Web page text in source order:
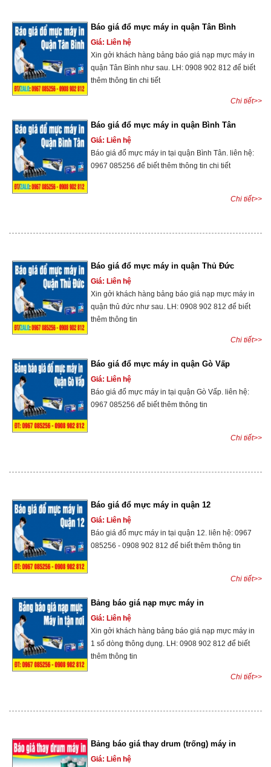
Báo giá đổ mực máy in quận Tân Bình
Giá: Liên hệ
Xin gởi khách hàng bảng báo giá nạp mực máy in
quận Tân Bình như sau. LH: 0908 902 812 để biết
thêm thông tin chi tiết
Chi tiết>>
Báo giá đổ mực máy in quận Bình Tân
Giá: Liên hệ
Báo giá đổ mực máy in tại quận Bình Tân. liên hệ:
0967 085256 để biết thêm thông tin chi tiết
Chi tiết>>
Báo giá đổ mực máy in quận Thủ Đức
Giá: Liên hệ
Xin gởi khách hàng bảng báo giá nạp mực máy in
quận thủ đức như sau. LH: 0908 902 812 để biết
thêm thông tin
Chi tiết>>
Báo giá đổ mực máy in quận Gò Vấp
Giá: Liên hệ
Báo giá đổ mực máy in tại quận Gò Vấp. liên hệ:
0967 085256 để biết thêm thông tin
Chi tiết>>
Báo giá đổ mực máy in quận 12
Giá: Liên hệ
Báo giá đổ mực máy in tại quận 12. liên hệ: 0967
085256 - 0908 902 812 để biết thêm thông tin
Chi tiết>>
Bảng báo giá nạp mực máy in
Giá: Liên hệ
Xin gởi khách hàng bảng báo giá nạp mực máy in
1 số dòng thông dụng. LH: 0908 902 812 để biết
thêm thông tin
Chi tiết>>
Bảng báo giá thay drum (trống) máy in
Giá: Liên hệ